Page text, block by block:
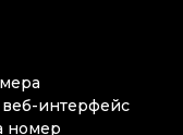
интерфейс
номер